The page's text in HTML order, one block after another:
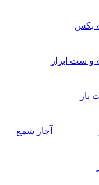
بکس
و ست ابزار
بار
آچار شمع